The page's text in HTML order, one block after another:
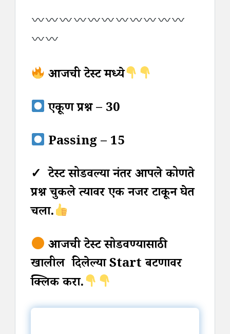
आजची टेस्ट मध्ये
एकूण प्रश्न – 30
Passing – 15
✓ टेस्ट सोडवल्या नंतर आपले कोणते
प्रश्न चुकले त्यावर एक नजर टाकून घेत
चला.
आजची टेस्ट सोडवण्यासाठी
खालील दिलेल्या Start बटणावर
क्लिक करा.